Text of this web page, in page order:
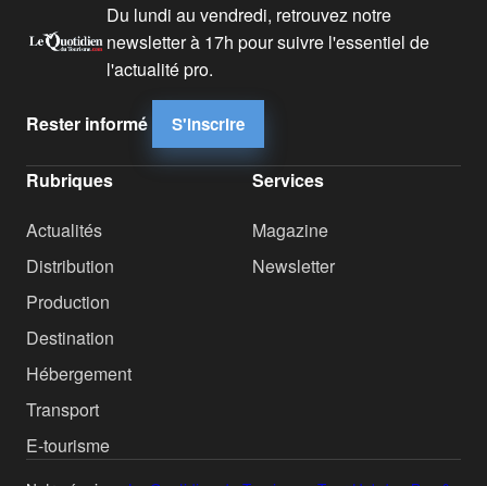
Du lundi au vendredi, retrouvez notre
newsletter à 17h pour suivre l'essentiel de
l'actualité pro.
Rester informé S'inscrire
Rubriques
Actualités
Distribution
Production
Destination
Hébergement
Transport
E-tourisme
Services
Magazine
Newsletter